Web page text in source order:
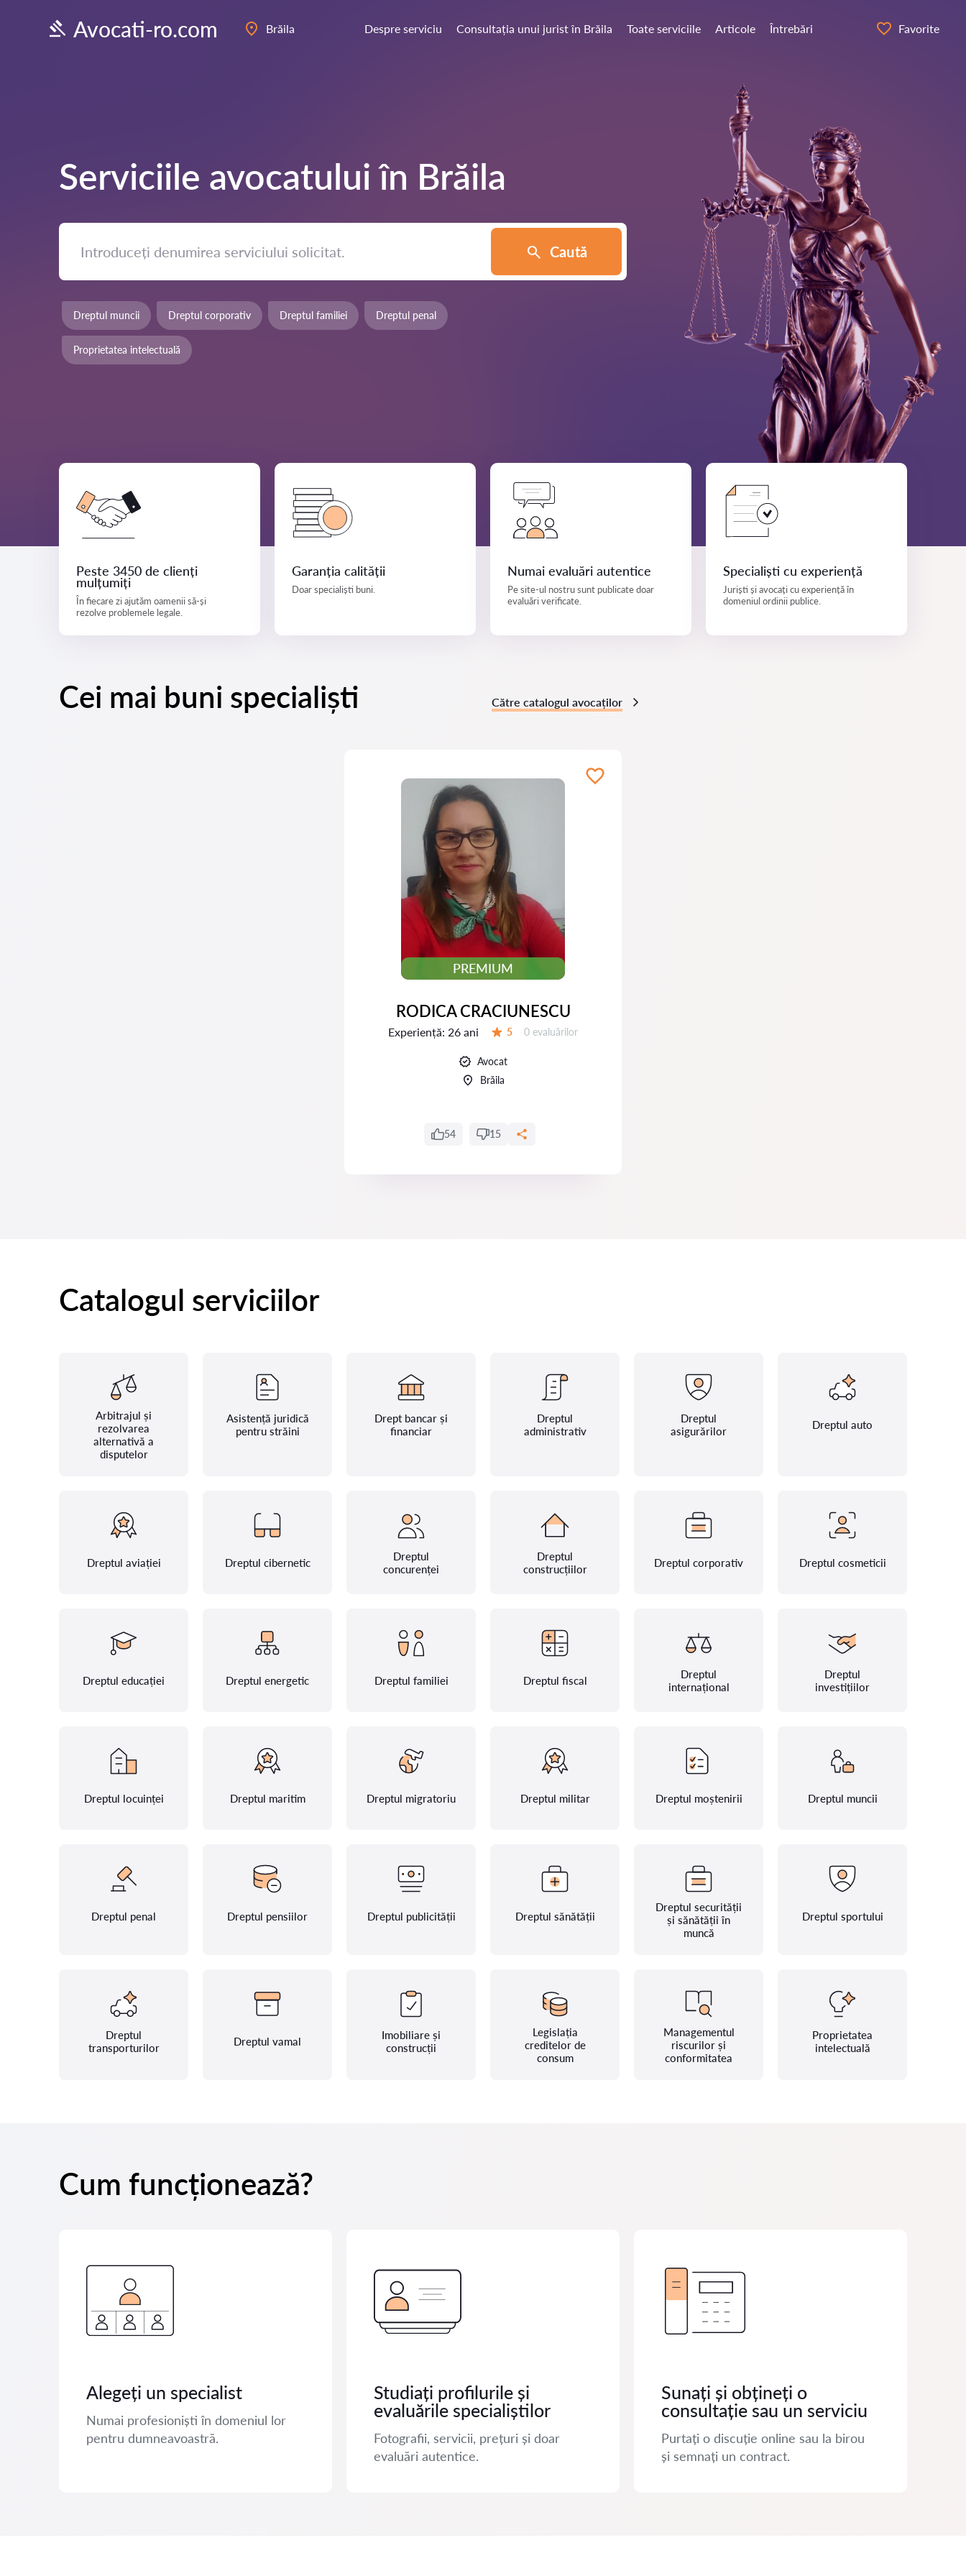
Avocati-ro.com Brăila Despre serviciu Consultația unui jurist în Brăila Toate serviciile Articole Întrebări Favorite
Serviciile avocatului în Brăila
Caută
Dreptul muncii Dreptul corporativ Dreptul familiei Dreptul penal
Proprietatea intelectuală
Peste 3450 de clienți
mulțumiți
În fiecare zi ajutăm oamenii să-și
rezolve problemele legale.
Garanția calității
Doar specialiști buni.
Numai evaluări autentice
Pe site-ul nostru sunt publicate doar
evaluări verificate.
Specialiști cu experiență
Juriști și avocați cu experiență în
domeniul ordinii publice.
Cei mai buni specialiști Către catalogul avocaților
PREMIUM
RODICA CRACIUNESCU
Experiență: 26 ani 5 Evaluărilor:
0 evaluărilor
Avocat
Brăila
54 15
Catalogul serviciilor
Arbitrajul și
rezolvarea
alternativă a
disputelor
Asistență juridică
pentru străini
Drept bancar și
financiar
Dreptul
administrativ
Dreptul
asigurărilor
Dreptul auto
Dreptul aviației Dreptul cibernetic
Dreptul
concurenței
Dreptul
construcțiilor
Dreptul corporativ Dreptul cosmeticii
Dreptul educației Dreptul energetic Dreptul familiei Dreptul fiscal
Dreptul
internațional
Dreptul
investițiilor
Dreptul locuinței Dreptul maritim Dreptul migratoriu Dreptul militar Dreptul moștenirii Dreptul muncii
Dreptul penal Dreptul pensiilor Dreptul publicității Dreptul sănătății
Dreptul securității
și sănătății în
muncă
Dreptul sportului
Dreptul
transporturilor
Dreptul vamal
Imobiliare și
construcții
Legislația
creditelor de
consum
Managementul
riscurilor și
conformitatea
Proprietatea
intelectuală
Cum funcționează?
Alegeți un specialist
Numai profesioniști în domeniul lor
pentru dumneavoastră.
Studiați profilurile și
evaluările specialiștilor
Fotografii, servicii, prețuri și doar
evaluări autentice.
Sunați și obțineți o
consultație sau un serviciu
Purtați o discuție online sau la birou
și semnați un contract.